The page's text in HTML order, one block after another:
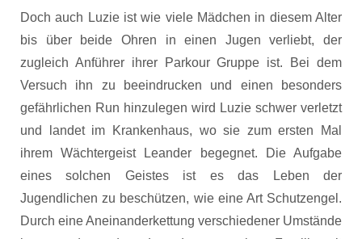
Doch auch Luzie ist wie viele Mädchen in diesem Alter
bis über beide Ohren in einen Jugen verliebt, der
zugleich Anführer ihrer Parkour Gruppe ist. Bei dem
Versuch ihn zu beeindrucken und einen besonders
gefährlichen Run hinzulegen wird Luzie schwer verletzt
und landet im Krankenhaus, wo sie zum ersten Mal
ihrem Wächtergeist Leander begegnet. Die Aufgabe
eines solchen Geistes ist es das Leben der
Jugendlichen zu beschützen, wie eine Art Schutzengel.
Durch eine Aneinanderkettung verschiedener Umstände